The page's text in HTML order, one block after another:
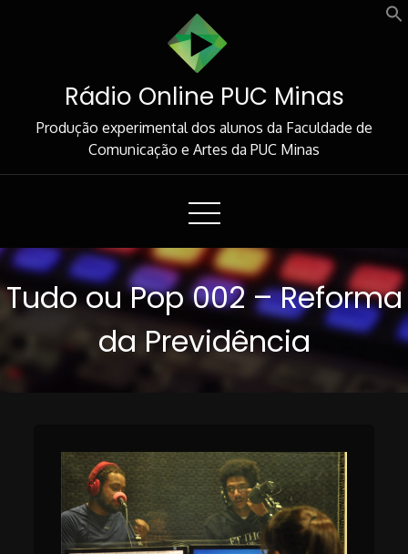
Rádio Online PUC Minas
Produção experimental dos alunos da Faculdade de
Comunicação e Artes da PUC Minas
Tudo ou Pop 002 – Reforma
da Previdência